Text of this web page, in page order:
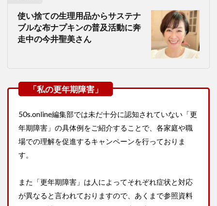
使い捨ての生理用品からサステナ
ブルな布ナプキンの普及活動に奔
走中の今井聖美さん
50s.online編集部では未だ十分に認知されていない「更
年期障害」の具体例をご紹介することで、各家庭や職
場での理解を促進するキャンペーンを行っておりま
す。
また「更年期障害」は人によってそれぞれ症状と対応
が異なると言われておりますので、あくまで参照資料